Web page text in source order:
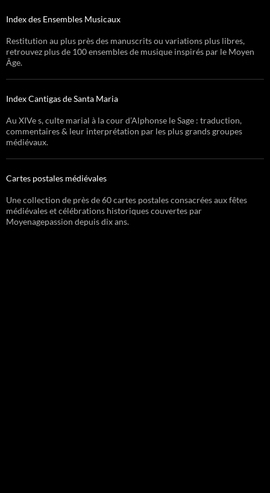
Index des Ensembles Musicaux
Restitution au plus près des manuscrits ou variations plus libres,
retrouvez plus de 100 ensembles de musique inspirés par le Moyen
Âge.
Index Cantigas de Santa Maria
Au XIVe s, culte marial à la cour d’Alphonse le Sage : traduction,
commentaires & leur interprétation par les plus grands groupes
médiévaux.
Cartes postales médiévales
Une collection de près de 60 cartes postales consacrées aux fêtes
médiévales et célébrations historiques couvertes par
Moyenagepassion depuis dix ans.